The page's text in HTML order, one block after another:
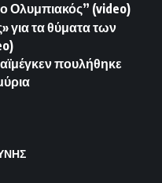
Ολυμπιακός” (video)
για τα θύματα των
πουλήθηκε